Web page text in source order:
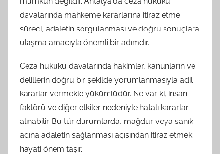
davalarında mahkeme kararlarına itiraz etme
süreci, adaletin sorgulanması ve doğru sonuçlara
ulaşma amacıyla önemli bir adımdır.
Ceza hukuku davalarında hakimler, kanunların ve
delillerin doğru bir şekilde yorumlanmasıyla adil
kararlar vermekle yükümlüdür. Ne var ki, insan
faktörü ve diğer etkiler nedeniyle hatalı kararlar
alınabilir. Bu tür durumlarda, mağdur veya sanık
adına adaletin sağlanması açısından itiraz etmek
hayati önem taşır.